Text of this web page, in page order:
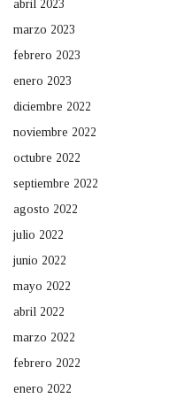
abril 2023
marzo 2023
febrero 2023
enero 2023
diciembre 2022
noviembre 2022
octubre 2022
septiembre 2022
agosto 2022
julio 2022
junio 2022
mayo 2022
abril 2022
marzo 2022
febrero 2022
enero 2022